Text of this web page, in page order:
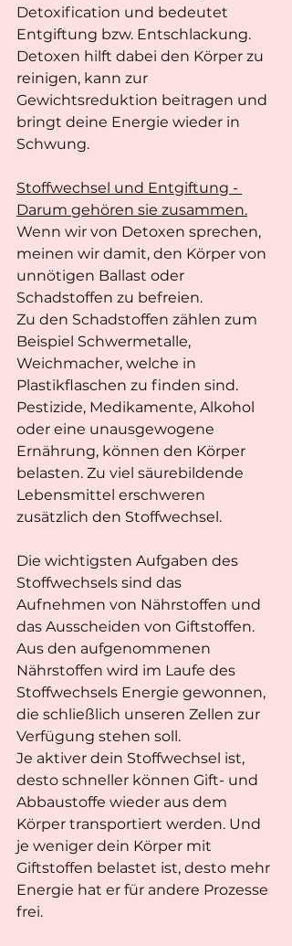
Detoxification und bedeutet
Entgiftung bzw. Entschlackung.
Detoxen hilft dabei den Körper zu
reinigen, kann zur
Gewichtsreduktion beitragen und
bringt deine Energie wieder in
Schwung.
Stoffwechsel und Entgiftung -
Darum gehören sie zusammen.
Wenn wir von Detoxen sprechen,
meinen wir damit, den Körper von
unnötigen Ballast oder
Schadstoffen zu befreien.
Zu den Schadstoffen zählen zum
Beispiel Schwermetalle,
Weichmacher, welche in
Plastikflaschen zu finden sind.
Pestizide, Medikamente, Alkohol
oder eine unausgewogene
Ernährung, können den Körper
belasten. Zu viel säurebildende
Lebensmittel erschweren
zusätzlich den Stoffwechsel.
Die wichtigsten Aufgaben des
Stoffwechsels sind das
Aufnehmen von Nährstoffen und
das Ausscheiden von Giftstoffen.
Aus den aufgenommenen
Nährstoffen wird im Laufe des
Stoffwechsels Energie gewonnen,
die schließlich unseren Zellen zur
Verfügung stehen soll.
Je aktiver dein Stoffwechsel ist,
desto schneller können Gift- und
Abbaustoffe wieder aus dem
Körper transportiert werden. Und
je weniger dein Körper mit
Giftstoffen belastet ist, desto mehr
Energie hat er für andere Prozesse
frei.